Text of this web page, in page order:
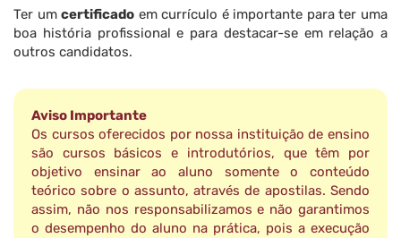
Ter umcertificado em currículo é importante para ter uma
boa história profissional e para destacar-se em relação a
outros candidatos.
Aviso Importante
Os cursos oferecidos por nossa instituição de ensino
são cursos básicos e introdutórios, que têm por
objetivo ensinar ao aluno somente o conteúdo
teórico sobre o assunto, através de apostilas. Sendo
assim, não nos responsabilizamos e não garantimos
o desempenho do aluno na prática, pois a execução